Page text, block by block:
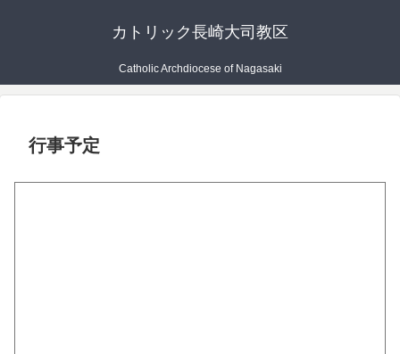
カトリック長崎大司教区
Catholic Archdiocese of Nagasaki
行事予定